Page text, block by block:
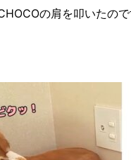
の肩を叩いたの